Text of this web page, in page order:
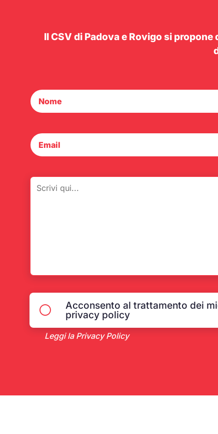
Il CSV di Padova e Rovigo si
Acconsento al trattamento dei
privacy policy
Leggi la Privacy Policy